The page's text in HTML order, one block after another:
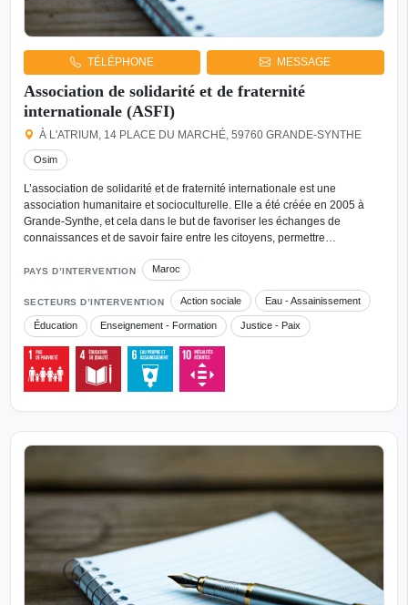
TÉLÉPHONE MESSAGE
Association de solidarité et de fraternité
internationale (ASFI)
À L'ATRIUM, 14 PLACE DU MARCHÉ, 59760 GRANDE-SYNTHE
Osim
L’association de solidarité et de fraternité internationale est une
association humanitaire et socioculturelle. Elle a été créée en 2005 à
Grande-Synthe, et cela dans le but de favoriser les échanges de
connaissances et de savoir faire entre les citoyens, permettre…
PAYS D’INTERVENTION Maroc
SECTEURS D’INTERVENTION Action sociale Eau - Assainissement
Éducation Enseignement - Formation Justice - Paix